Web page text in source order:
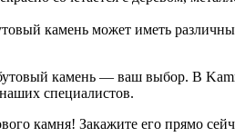
камень может иметь
камень — ваш выбор. В
специалистов.
камня! Закажите его прямо